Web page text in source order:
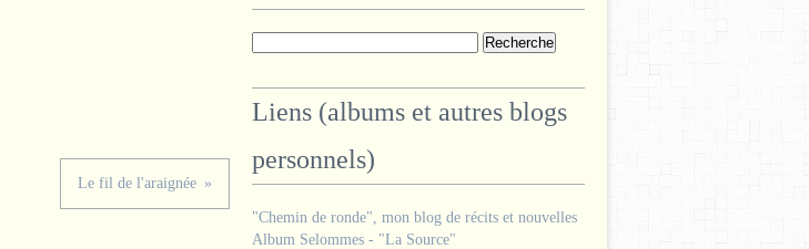
Le fil de l'araignée
Liens (albums et autres blogs
personnels)
"Chemin de ronde", mon blog de récits et nouvelles
Album Selommes - "La Source"